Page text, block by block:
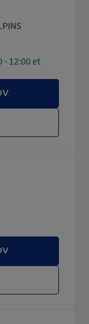
- 12:00 et